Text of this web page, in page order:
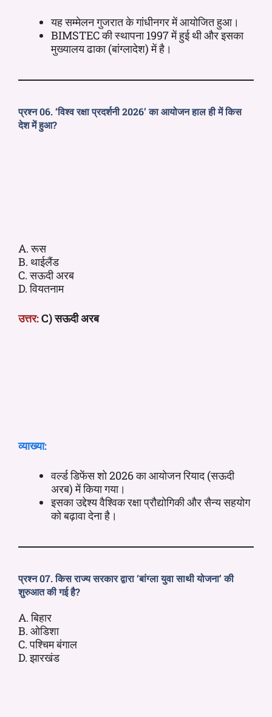
यह सम्मेलन गुजरात के गांधीनगर में आयोजित हुआ।
BIMSTEC की स्थापना 1997 में हुई थी और इसका
मुख्यालय ढाका (बांग्लादेश) में है।
प्रश्न 06. ‘विश्व रक्षा प्रदर्शनी 2026’ का आयोजन हाल ही में किस
देश में हुआ?
A. रूस
B. थाईलैंड
C. सऊदी अरब
D. वियतनाम
उत्तर:C) सऊदी अरब
व्याख्या:
वर्ल्ड डिफेंस शो 2026 का आयोजन रियाद (सऊदी
अरब) में किया गया।
इसका उद्देश्य वैश्विक रक्षा प्रौद्योगिकी और सैन्य सहयोग
को बढ़ावा देना है।
प्रश्न 07. किस राज्य सरकार द्वारा ‘बांग्ला युवा साथी योजना’ की
शुरुआत की गई है?
A. बिहार
B. ओडिशा
C. पश्चिम बंगाल
D. झारखंड